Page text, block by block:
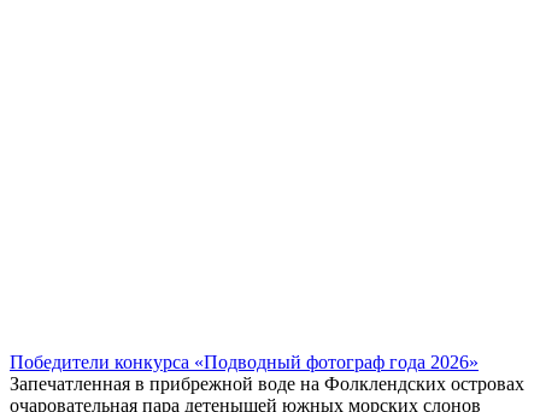
Победители конкурса «Подводный фотограф года 2026»
Запечатленная в прибрежной воде на Фолклендских островах
очаровательная пара детенышей южных морских слонов